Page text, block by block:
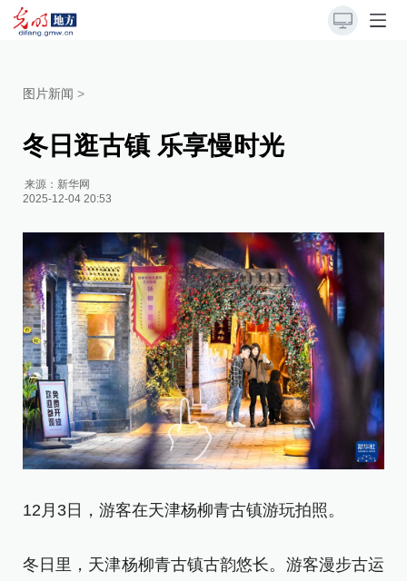
图片新闻 >
冬日逛古镇 乐享慢时光
来源： 新华网
2025-12-04 20:53
12月3日，游客在天津杨柳青古镇游玩拍照。
冬日里，天津杨柳青古镇古韵悠长。游客漫步古运